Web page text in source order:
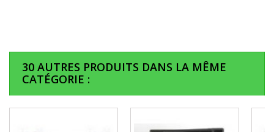
30 AUTRES PRODUITS DANS LA MÊME
CATÉGORIE :